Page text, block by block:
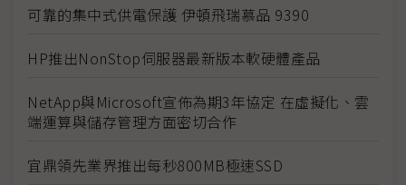
可靠的集中式供電保護 伊頓飛瑞慕品 9390
HP推出NonStop伺服器最新版本軟硬體產品
NetApp與Microsoft宣佈為期3年協定 在虛擬化、雲
端運算與儲存管理方面密切合作
宜鼎領先業界推出每秒800MB極速SSD